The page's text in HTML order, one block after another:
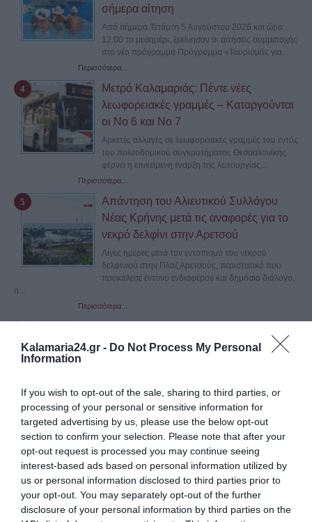
Kalamaria24.gr - Do Not Process My Personal
Information
If you wish to opt-out of the sale, sharing to third parties, or
processing of your personal or sensitive information for
targeted advertising by us, please use the below opt-out
section to confirm your selection. Please note that after your
opt-out request is processed you may continue seeing
interest-based ads based on personal information utilized by
us or personal information disclosed to third parties prior to
your opt-out. You may separately opt-out of the further
disclosure of your personal information by third parties on the
σήμερα αίτηση
Από σήμερα Τετάρτη 5 Αυγούστου 2026 και ώρα
12:00 το μεσημέρι, ξεκίνησαν οι αιτήσεις συμμετοχής
στο νέο πρόγραμμα Πρόγραμμα «Τουρισμός για...
Περισσότερα...
Μετρό Καλαμαριάς: Πέντε νέες
λεωφορειακές γραμμές – Καταργούνται
οι Νο 6 και Νο 7
Αρκετές αλλαγές σε λεωφορειακές γραμμές του εντός
του πολεοδομικού συγκροτήματος Θεσσαλονίκης
φέρνει η επικείμενη έναρξη της λειτουργίας...
Περισσότερα...
Απάντηση του Αλιευτικού Συλλόγου
Νέας Κρήνης μετά τις αναφορές για το
νεκρό δελφίνι στην Αρετσού
Λίγες ημέρες μετά τον εντοπισμό του νεκρού
δελφινιού στην Πλαζ Αρετσούς, περιστατικό που
προκάλεσε έντονο ενδιαφέρον και δημόσιο διάλογο,
ο...
Περισσότερα...
Τελευταία νέα